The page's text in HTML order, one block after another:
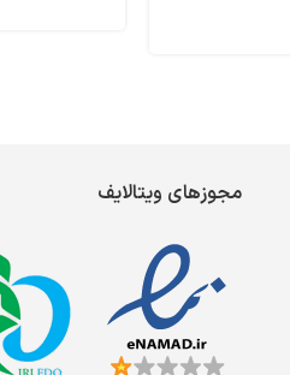
مجوزهای ویتالایف